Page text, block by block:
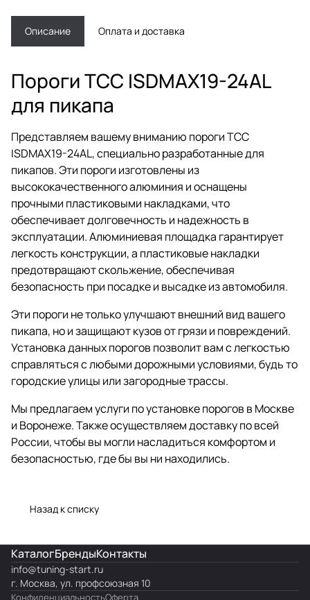
Описание Оплата и доставка
Пороги ТСС ISDMAX19-24AL
для пикапа
Представляем вашему вниманию пороги ТСС
ISDMAX19-24AL, специально разработанные для
пикапов. Эти пороги изготовлены из
высококачественного алюминия и оснащены
прочными пластиковыми накладками, что
обеспечивает долговечность и надежность в
эксплуатации. Алюминиевая площадка гарантирует
легкость конструкции, а пластиковые накладки
предотвращают скольжение, обеспечивая
безопасность при посадке и высадке из автомобиля.
Эти пороги не только улучшают внешний вид вашего
пикапа, но и защищают кузов от грязи и повреждений.
Установка данных порогов позволит вам с легкостью
справляться с любыми дорожными условиями, будь то
городские улицы или загородные трассы.
Мы предлагаем услуги по установке порогов в Москве
и Воронеже. Также осуществляем доставку по всей
России, чтобы вы могли насладиться комфортом и
безопасностью, где бы вы ни находились.
Назад к списку
КаталогБрендыКонтакты
info@tuning-start.ru
г. Москва, ул. профсоюзная 10
КонфиденциальностьОферта